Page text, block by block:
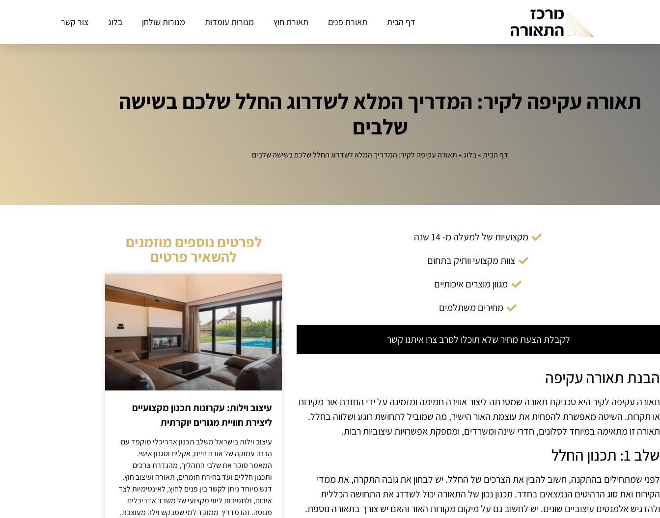
דף הבית תאורת פנים תאורת חוץ מנורות עומדות מנורות שולחן בלוג צור קשר
תאורה עקיפה לקיר: המדריך המלא לשדרוג החלל שלכם בשישה
שלבים
דף הבית»בלוג»תאורה עקיפה לקיר: המדריך המלא לשדרוג החלל שלכם בשישה שלבים
מקצועיות של למעלה מ- 14 שנה
צוות מקצועי וותיק בתחום
מגוון מוצרים איכותיים
מחירים משתלמים
לקבלת הצעת מחיר שלא תוכלו לסרב צרו איתנו קשר
הבנת תאורה עקיפה
תאורה עקיפה לקיר היא טכניקת תאורה שמטרתה ליצור אווירה חמימה ומזמינה על ידי החזרת אור מקירות
או תקרות. השיטה מאפשרת להפחית את עוצמת האור הישיר, מה שמוביל לתחושת רוגע ושלווה בחלל.
תאורה זו מתאימה במיוחד לסלונים, חדרי שינה ומשרדים, ומספקת אפשרויות עיצוביות רבות.
שלב 1: תכנון החלל
לפני שמתחילים בהתקנה, חשוב להבין את הצרכים של החלל. יש לבחון את גובה התקרה, את ממדי
הקירות ואת סוג הרהיטים הנמצאים בחדר. תכנון נכון של התאורה יכול לשדרג את התחושה הכללית
ולהדגיש אלמנטים עיצוביים שונים. יש לחשוב גם על מיקום מקורות האור והאם יש צורך בתאורה נוספת.
לפרטים נוספים מוזמנים
להשאיר פרטים
עיצוב וילות: עקרונות תכנון מקצועיים
ליצירת חוויית מגורים יוקרתית
עיצוב וילות בישראל משלב תכנון אדריכלי מוקפד עם
הבנה עמוקה של אורח חיים, אקלים וסגנון אישי.
המאמר סוקר את שלבי התהליך, מהגדרת צרכים
ותכנון חללים ועד בחירת חומרים, תאורה ועיצוב חוץ.
דגש מיוחד ניתן לקשר בין פנים לחוץ, לאינטימיות לצד
אירוח, ולחשיבות ליווי מקצועי של משרד אדריכלים
מנוסה. זהו מדריך ממוקד למי שמבקש וילה מעוצבת,